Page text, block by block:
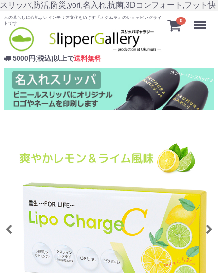
スリッパ,防活,防災,yori,名入れ,抗菌,3Dコンフォート,フット快
人の暮らしに心地よいインテリア文化をめざす『オクムラ』のショッピングサイ
トです
5000円(税込)以上で送料無料
0 Menu